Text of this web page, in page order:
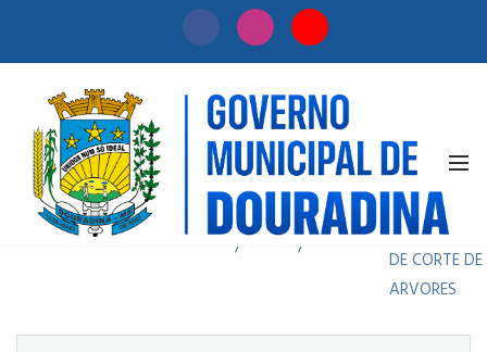
/
Licitação
/
DISPENSA 58-
23
DE CORTE DE
ARVORES